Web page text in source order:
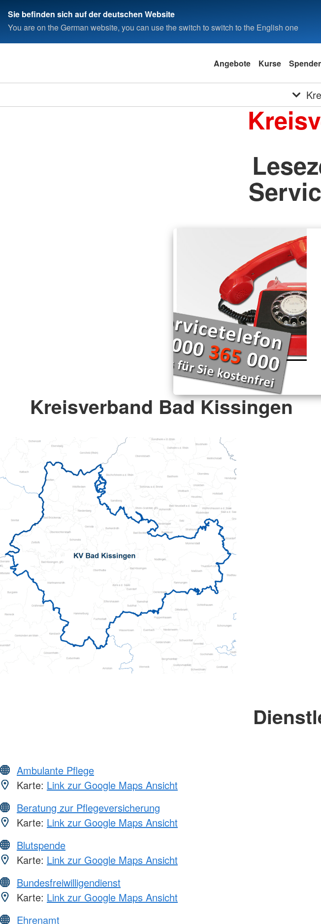
Sie befinden sich auf der deutschen Website
You are on the German website, you can use the switch to switch to the English one
Angebote Kurse
Kreisverband Bad Kissingen
Ambulante Pflege
Karte: Link zur Google Maps Ansicht
Beratung zur Pflegeversicherung
Karte: Link zur Google Maps Ansicht
Blutspende
Karte: Link zur Google Maps Ansicht
Bundesfreiwilligendienst
Karte: Link zur Google Maps Ansicht
Ehrenamt